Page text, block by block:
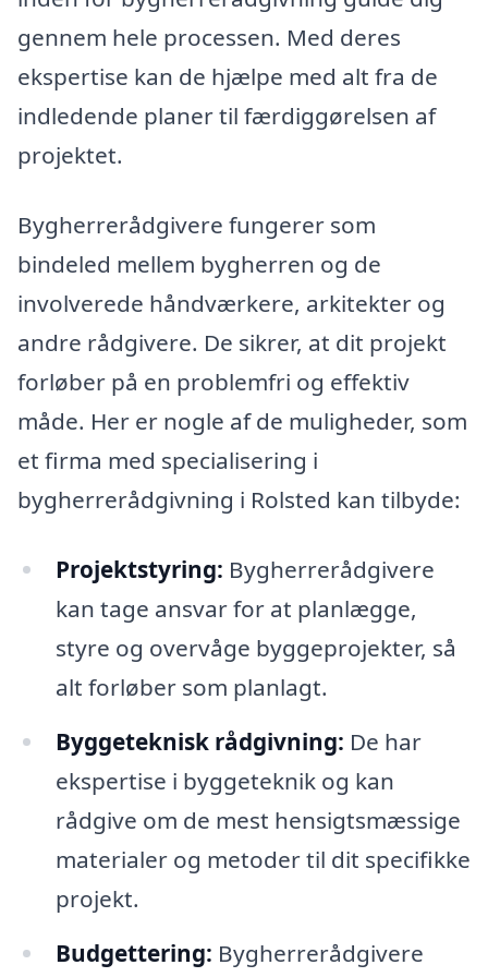
gennem hele processen. Med deres
ekspertise kan de hjælpe med alt fra de
indledende planer til færdiggørelsen af
projektet.
Bygherrerådgivere fungerer som
bindeled mellem bygherren og de
involverede håndværkere, arkitekter og
andre rådgivere. De sikrer, at dit projekt
forløber på en problemfri og effektiv
måde. Her er nogle af de muligheder, som
et firma med specialisering i
bygherrerådgivning i Rolsted kan tilbyde:
Projektstyring: Bygherrerådgivere
kan tage ansvar for at planlægge,
styre og overvåge byggeprojekter, så
alt forløber som planlagt.
Byggeteknisk rådgivning: De har
ekspertise i byggeteknik og kan
rådgive om de mest hensigtsmæssige
materialer og metoder til dit specifikke
projekt.
Budgettering: Bygherrerådgivere